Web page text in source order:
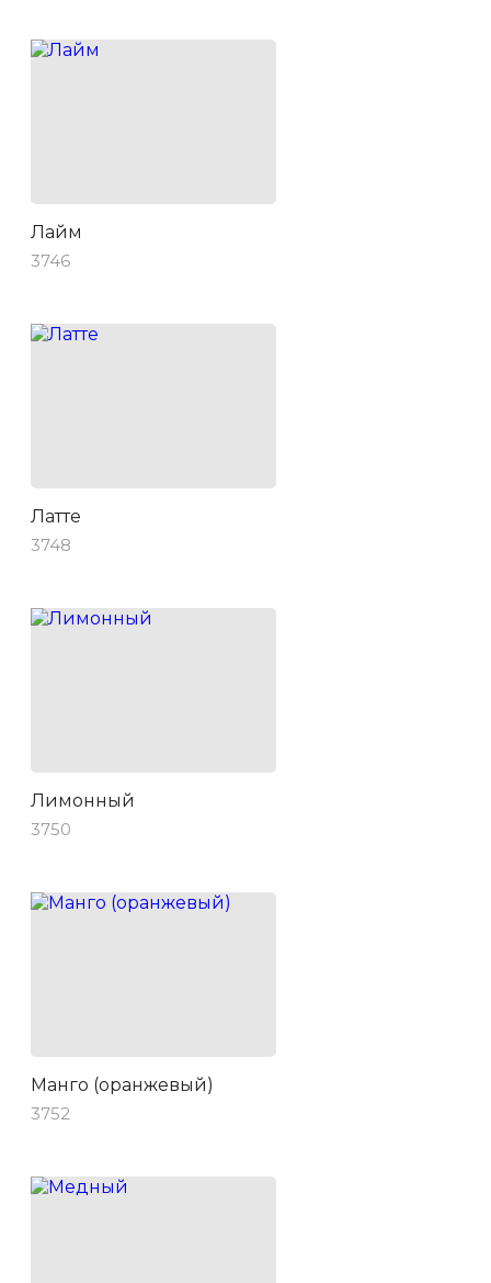
Лайм
3746
Латте
3748
Лимонный
3750
Манго (оранжевый)
3752